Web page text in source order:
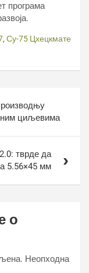
програма
, Су-75 Цхецкмате
циљевима
тврде да
5.56×45 мм
о
Неопходна